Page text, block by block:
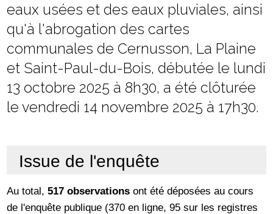
eaux usées et des eaux pluviales, ainsi
qu'à l'abrogation des cartes
communales de Cernusson, La Plaine
et Saint-Paul-du-Bois, débutée le lundi
13 octobre 2025 à 8h30, a été clôturée
le vendredi 14 novembre 2025 à 17h30.
Issue de l'enquête
Au total,517 observations ont été déposées au cours
de l'enquête publique (370 en ligne, 95 sur les registres